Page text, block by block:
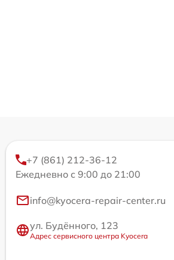
+7 (861) 212-36-12
Ежедневно с 9:00 до 21:00
info@kyocera-repair-center.ru
ул. Будённого, 123
Адрес сервисного центра Kyocera